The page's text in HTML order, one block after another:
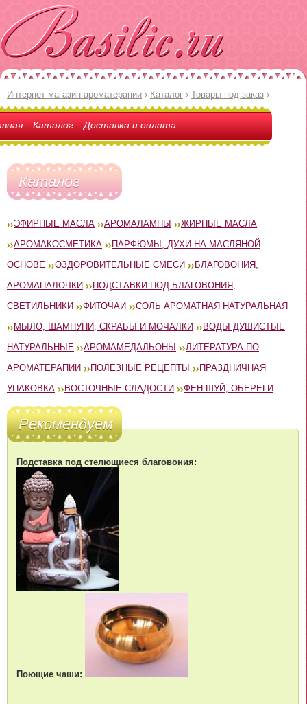
Интернет магазин ароматерапии › Каталог › Товары под заказ ›
Каталог Доставка и оплата
Каталог
ЭФИРНЫЕ МАСЛА АРОМАЛАМПЫ
ЖИРНЫЕ МАСЛА
АРОМАКОСМЕТИКА
ПАРФЮМЫ, ДУХИ НА МАСЛЯНОЙ
ОСНОВЕ
ОЗДОРОВИТЕЛЬНЫЕ СМЕСИ
БЛАГОВОНИЯ,
АРОМАПАЛОЧКИ
ПОДСТАВКИ ПОД БЛАГОВОНИЯ;
СВЕТИЛЬНИКИ
ФИТОЧАИ
СОЛЬ АРОМАТНАЯ НАТУРАЛЬНАЯ
МЫЛО, ШАМПУНИ, СКРАБЫ И МОЧАЛКИ
ВОДЫ ДУШИСТЫЕ
НАТУРАЛЬНЫЕ
АРОМАМЕДАЛЬОНЫ
ЛИТЕРАТУРА ПО
АРОМАТЕРАПИИ
ПОЛЕЗНЫЕ РЕЦЕПТЫ
ПРАЗДНИЧНАЯ
УПАКОВКА
ВОСТОЧНЫЕ СЛАДОСТИ ФЕН-ШУЙ, ОБЕРЕГИ
Рекомендуем
Подставка под стелющиеся благовония:
Поющие чаши: